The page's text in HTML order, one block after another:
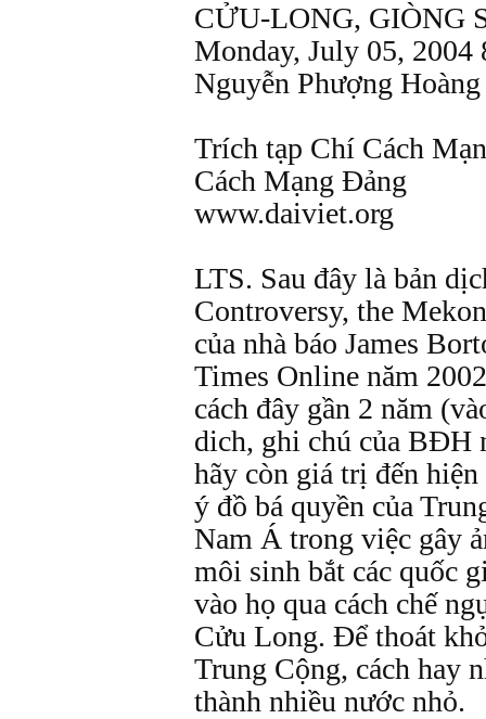
CỬU-LONG, GIÒNG
Monday, July 05,
Nguyễn Phượng
Trích tạp Chí Cách
Cách Mạng Ðảng
www.daiviet.org
LTS. Sau đây là bản
Controversy, the
của nhà báo James
Times Online năm
cách đây gần 2 năm
dich, ghi chú của BĐH
hãy còn giá trị đến
ý đồ bá quyền của
Nam Á trong việc gây
môi sinh bắt các quốc
vào họ qua cách chế
Cửu Long. Ðể thoát
Trung Cộng, cách hay
thành nhiều nước nhỏ.